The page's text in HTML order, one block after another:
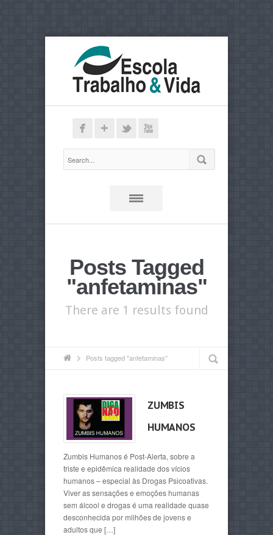
Posts Tagged
"anfetaminas"
There are 1 results found
Posts tagged "anfetaminas"
ZUMBIS
HUMANOS
Zumbis Humanos é Post-Alerta, sobre a
triste e epidêmica realidade dos vícios
humanos – especial às Drogas Psicoativas.
Viver as sensações e emoções humanas
sem álcool e drogas é uma realidade quase
desconhecida por milhões de jovens e
adultos que […]